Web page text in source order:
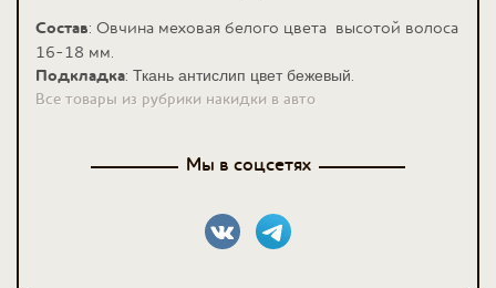
Состав: Овчина меховая белого цвета высотой волоса
16-18 мм.
Подкладка: Ткань антислип цвет бежевый.
Все товары из рубрики накидки в авто
Мы в соцсетях